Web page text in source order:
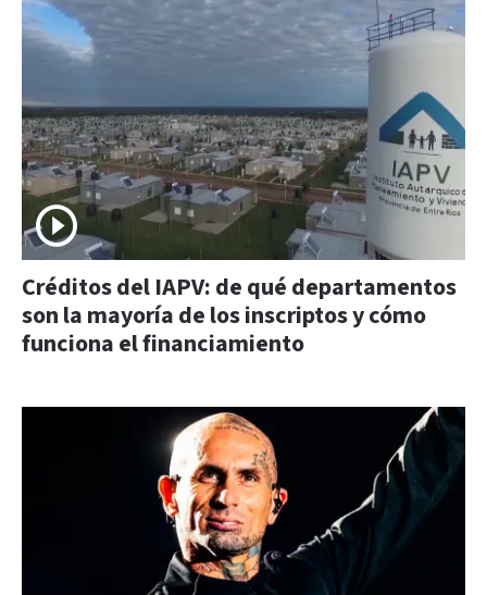
Créditos del IAPV: de qué departamentos
son la mayoría de los inscriptos y cómo
funciona el financiamiento